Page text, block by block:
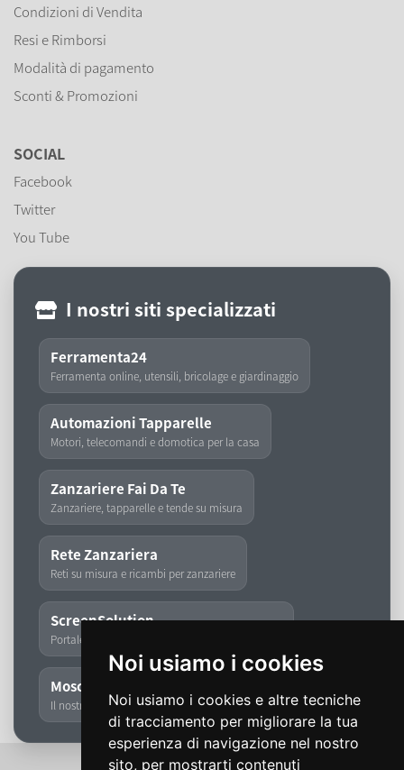
Noi usiamo i cookies
Noi usiamo i cookies e altre tecniche
di tracciamento per migliorare la tua
esperienza di navigazione nel nostro
sito, per mostrarti contenuti
Condizioni di Vendita
Resi e Rimborsi
Modalità di pagamento
Sconti & Promozioni
SOCIAL
Facebook
Twitter
You Tube
I nostri siti specializzati
Ferramenta24
Ferramenta online, utensili, bricolage e giardinaggio
Automazioni Tapparelle
Motori, telecomandi e domotica per la casa
Zanzariere Fai Da Te
Zanzariere, tapparelle e tende su misura
Rete Zanzariera
Reti su misura e ricambi per zanzariere
ScreenSolution
Portale dedicato a zanzariere, tapparelle e tende
Moschita
Il nostro storico marchio di zanzariere